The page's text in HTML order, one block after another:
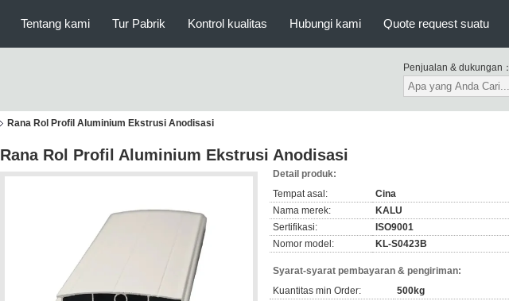
Tentang kami Tur Pabrik Kontrol kualitas Hubungi kami Quote request suatu
Penjualan & dukungan：
Rana Rol Profil Aluminium Ekstrusi Anodisasi
Rana Rol Profil Aluminium Ekstrusi Anodisasi
Detail produk:
Tempat asal:
Cina
Nama merek:
KALU
Sertifikasi:
ISO9001
Nomor model:
KL-S0423B
Syarat-syarat pembayaran & pengiriman:
Kuantitas min Order:
500kg